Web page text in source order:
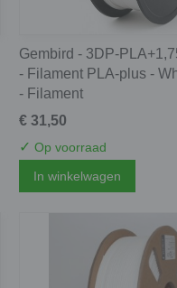
Gembird - 3DP-
- Filament PLA-plus -
- Filament
€ 31,50
✓ Op voorraad
In winkelwagen